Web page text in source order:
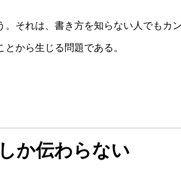
それは、書き方を知らない人でもカン
から生じる問題である。
か伝わらない